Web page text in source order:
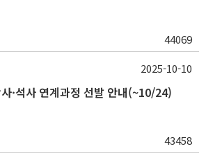
44069
·석사 연계과정 선발 안내(~10/24)
43458
2025-10-10